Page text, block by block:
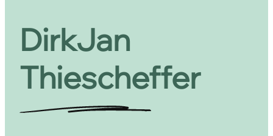
DirkJan
Thiescheffer